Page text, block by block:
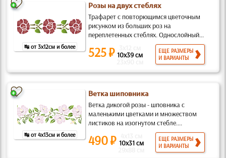
↹ от 3x12см и более
Розы на двух стеблях
Трафарет с повторющимся цветочным
рисунком из больших роз на
переплетенных стеблях. Однослойный...
525 ₽ 10x39 см
ЕЩЕ РАЗМЕРЫ
И ВАРИАНТЫ
↹ от 4x13см и более
Ветка шиповника
Ветка дикогой розы - шповника с
маленькими цветками и множеством
листиков на изогнутом стебле....
490 ₽ 10x31 см
ЕЩЕ РАЗМЕРЫ
И ВАРИАНТЫ